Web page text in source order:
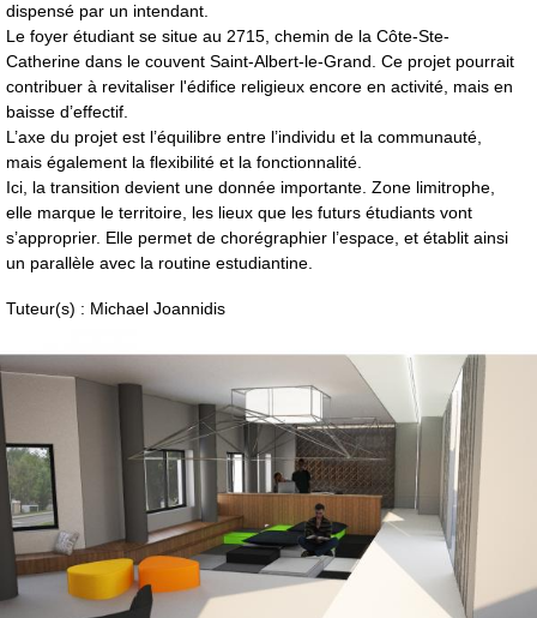
dispensé par un intendant.
Le foyer étudiant se situe au 2715, chemin de la Côte-Ste-
Catherine dans le couvent Saint-Albert-le-Grand. Ce projet pourrait
contribuer à revitaliser l'édifice religieux encore en activité, mais en
baisse d’effectif.
L’axe du projet est l’équilibre entre l’individu et la communauté,
mais également la flexibilité et la fonctionnalité.
Ici, la transition devient une donnée importante. Zone limitrophe,
elle marque le territoire, les lieux que les futurs étudiants vont
s’approprier. Elle permet de chorégraphier l’espace, et établit ainsi
un parallèle avec la routine estudiantine.
Tuteur(s) : Michael Joannidis